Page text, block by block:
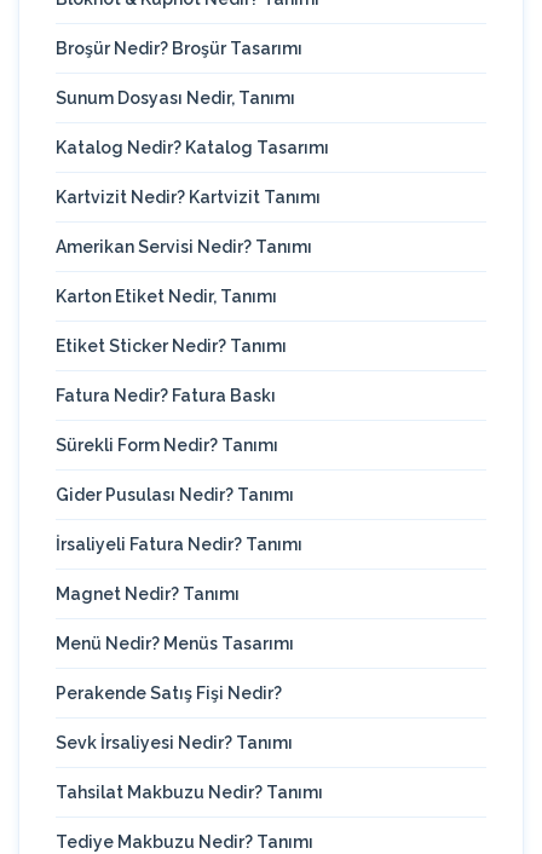
Broşür Nedir? Broşür Tasarımı
Sunum Dosyası Nedir, Tanımı
Katalog Nedir? Katalog Tasarımı
Kartvizit Nedir? Kartvizit Tanımı
Amerikan Servisi Nedir? Tanımı
Karton Etiket Nedir, Tanımı
Etiket Sticker Nedir? Tanımı
Fatura Nedir? Fatura Baskı
Sürekli Form Nedir? Tanımı
Gider Pusulası Nedir? Tanımı
İrsaliyeli Fatura Nedir? Tanımı
Magnet Nedir? Tanımı
Menü Nedir? Menüs Tasarımı
Perakende Satış Fişi Nedir?
Sevk İrsaliyesi Nedir? Tanımı
Tahsilat Makbuzu Nedir? Tanımı
Tediye Makbuzu Nedir? Tanımı